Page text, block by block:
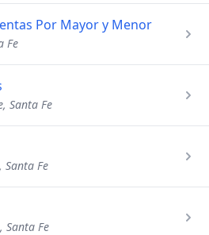
Por Mayor y Menor
Fe
Santa Fe
Santa Fe
Santa Fe